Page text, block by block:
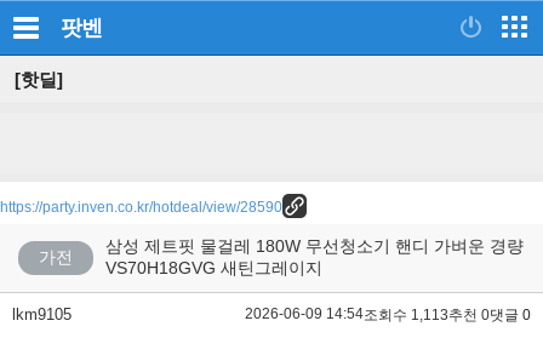
팟벤
[핫딜]
https://party.inven.co.kr/hotdeal/view/28590
가전
삼성 제트핏 물걸레 180W 무선청소기 핸디 가벼운 경량
VS70H18GVG 새틴그레이지
lkm9105 2026-06-09 14:54조회수 1,113추천 0댓글 0